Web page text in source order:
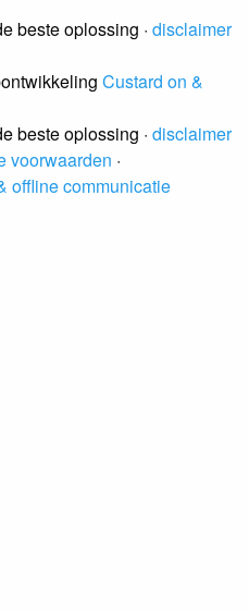
beste oplossing · disclaimer
Custard on &
beste oplossing · disclaimer
voorwaarden ·
offline communicatie